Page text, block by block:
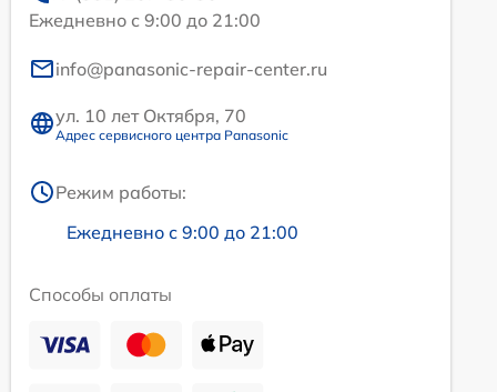
Ежедневно с 9:00 до 21:00
info@panasonic-repair-center.ru
ул. 10 лет Октября, 70
Адрес сервисного центра Panasonic
Режим работы:
Ежедневно с 9:00 до 21:00
Способы оплаты